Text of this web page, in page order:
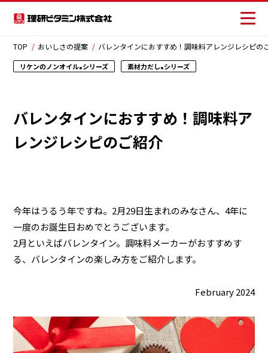
業務用商品
企業情報
ニュース
お問い合わせ
レシピ
おいしさの提案
安全・安心への取り組み
TOP おいしさの提案 バレンタインにおすすめ！調味料アレンジレシピの
リケンのノンオイル®シリーズ 素材力だし®シリーズ
バレンタインにおすすめ！調味料ア
レンジレシピのご紹介
今年はうるう年ですね。2月29日生まれのみなさん、4年に
一度のお誕生日おめでとうございます。
2月といえばバレンタイン。調味料メーカーがおすすめす
る、バレンタインの楽しみ方をご紹介します。
February 2024